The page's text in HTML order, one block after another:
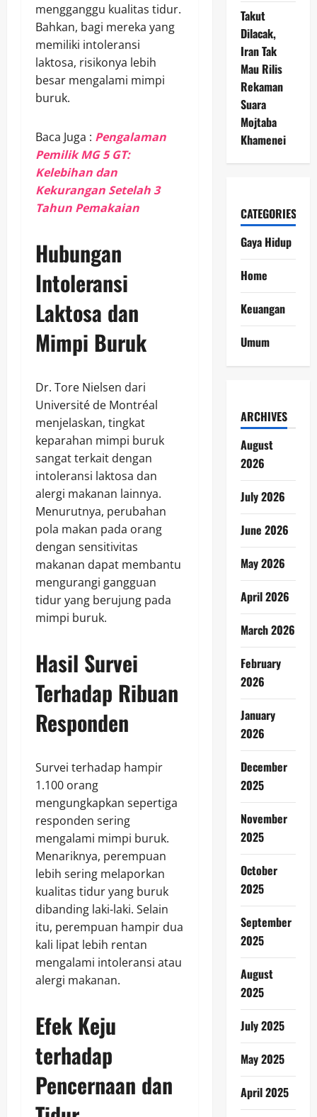
mengganggu kualitas tidur.
Bahkan, bagi mereka yang
memiliki intoleransi
laktosa, risikonya lebih
besar mengalami mimpi
buruk.
Baca Juga : Pengalaman
Pemilik MG 5 GT:
Kelebihan dan
Kekurangan Setelah 3
Tahun Pemakaian
Hubungan
Intoleransi
Laktosa dan
Mimpi Buruk
Dr. Tore Nielsen dari
Université de Montréal
menjelaskan, tingkat
keparahan mimpi buruk
sangat terkait dengan
intoleransi laktosa dan
alergi makanan lainnya.
Menurutnya, perubahan
pola makan pada orang
dengan sensitivitas
makanan dapat membantu
mengurangi gangguan
tidur yang berujung pada
mimpi buruk.
Hasil Survei
Terhadap Ribuan
Responden
Survei terhadap hampir
1.100 orang
mengungkapkan sepertiga
responden sering
mengalami mimpi buruk.
Menariknya, perempuan
lebih sering melaporkan
kualitas tidur yang buruk
dibanding laki-laki. Selain
itu, perempuan hampir dua
kali lipat lebih rentan
mengalami intoleransi atau
alergi makanan.
Efek Keju
terhadap
Pencernaan dan
Takut
Dilacak,
Iran Tak
Mau Rilis
Rekaman
Suara
Mojtaba
Khamenei
CATEGORIES
Gaya Hidup
Home
Keuangan
Umum
ARCHIVES
August
2026
July 2026
June 2026
May 2026
April 2026
March 2026
February
2026
January
2026
December
2025
November
2025
October
2025
September
2025
August
2025
July 2025
May 2025
April 2025